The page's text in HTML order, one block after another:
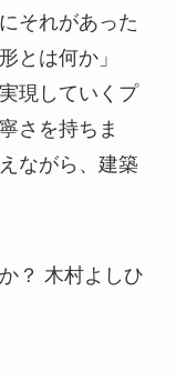
それがあった
とは何か」
現していくプ
さを持ちま
ながら、建築
？ 木村よしひ